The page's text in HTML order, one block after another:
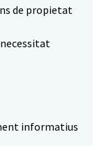
de propietat
informatius